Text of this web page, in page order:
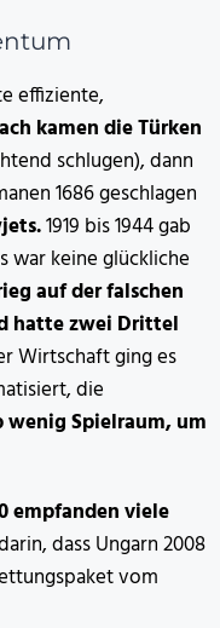
effiziente,
kamen die Türken
schlugen), dann
1686 geschlagen
1919 bis 1944 gab
war keine glückliche
auf der falschen
hatte zwei Drittel
Wirtschaft ging es
die
wenig Spielraum, um
empfanden viele
dass Ungarn 2008
vom